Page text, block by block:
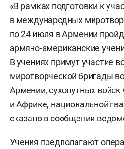
«В рамках подготовки к
в международных
по 24 июля в Армении
армяно-американские
В учениях примут участие
миротворческой бригады
Армении, сухопутных
и Африке, национальной
сказано в сообщении
Учения предполагают